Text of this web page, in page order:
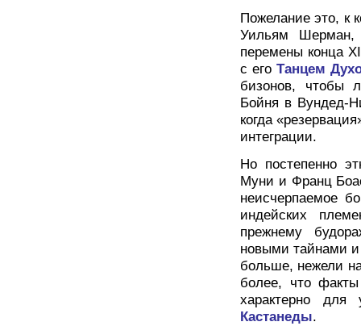
Пожелание это, к
Уильям Шерман,
перемены конца
с егоТанцем
бизонов, чтобы
Бойня в Вундед-
когда
интеграции.
Но постепенно
Муни и Франц
неисчерпаемое
индейских
прежнему
новыми тайнами
больше, нежели
более, что
характерно для
Кастанеды.